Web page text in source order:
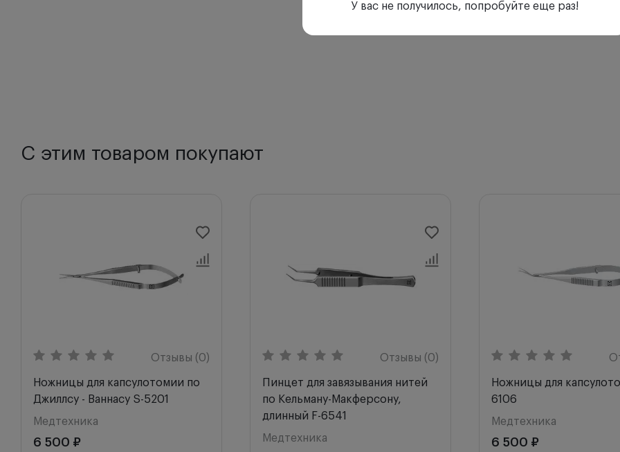
С этим товаром покупают
Отзывы (0)
Ножницы для капсулотомии по
Джиллсу - Ваннасу S-5201
Медтехника
6 500 ₽
Отзывы (0)
Пинцет для завязывания нитей
по Кельману-Макферсону,
длинный F-6541
Медтехника
Ножницы для
6106
Медтехника
6 500 ₽
У вас не получилось, попробуйте еще раз!